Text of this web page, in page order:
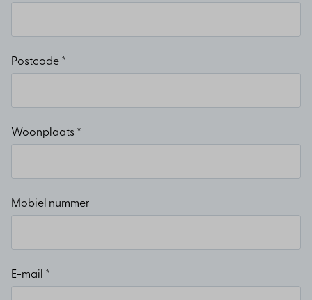
Postcode *
Woonplaats *
Mobiel nummer
E-mail *